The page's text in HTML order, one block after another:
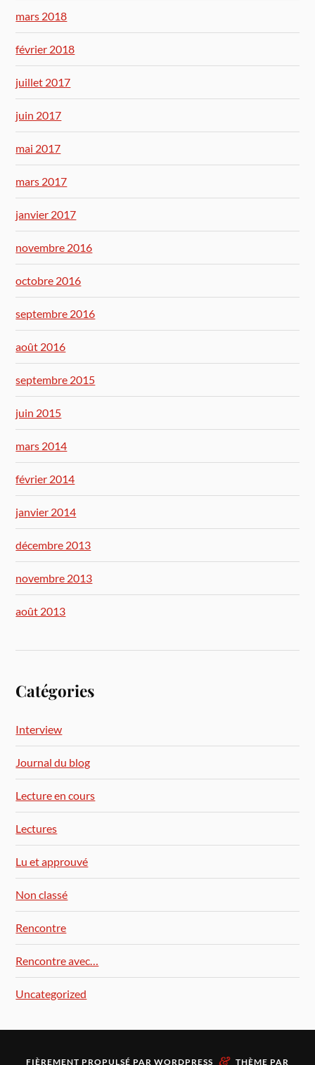
mars 2018
février 2018
juillet 2017
juin 2017
mai 2017
mars 2017
janvier 2017
novembre 2016
octobre 2016
septembre 2016
août 2016
septembre 2015
juin 2015
mars 2014
février 2014
janvier 2014
décembre 2013
novembre 2013
août 2013
Catégories
Interview
Journal du blog
Lecture en cours
Lectures
Lu et approuvé
Non classé
Rencontre
Rencontre avec…
Uncategorized
FIÈREMENT PROPULSÉ PAR WORDPRESS & THÈME PAR